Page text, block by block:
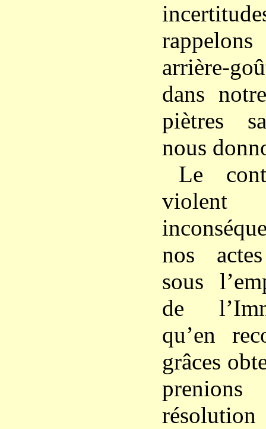
arrière-
dans
piètres
nous
Le
nos
sous
de
qu’en
grâces